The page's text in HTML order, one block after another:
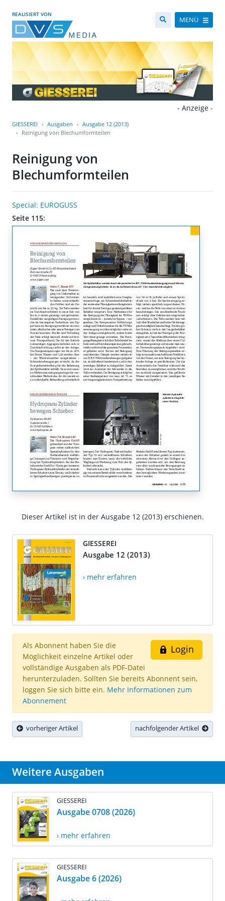
REALISIERT VON
MENÜ
- Anzeige -
GIESSEREI Ausgaben
Ausgabe 12 (2013)
Reinigung von Blechumformteilen
Reinigung von
Blechumformteilen
Special: EUROGUSS
Seite 115:
Dieser Artikel ist in der Ausgabe 12 (2013) erschienen.
GIESSEREI
Ausgabe 12 (2013)
› mehr erfahren
Login
Als Abonnent haben Sie die
Möglichkeit einzelne Artikel oder
vollständige Ausgaben als PDF-Datei
herunterzuladen. Sollten Sie bereits Abonnent sein,
loggen Sie sich bitte ein. Mehr Informationen zum
Abonnement
vorheriger Artikel nachfolgender Artikel
Weitere Ausgaben
GIESSEREI
Ausgabe 0708 (2026)
› mehr erfahren
GIESSEREI
Ausgabe 6 (2026)